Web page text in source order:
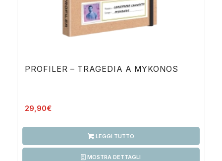
PROFILER – TRAGEDIA A MYKONOS
29,90€
LEGGI TUTTO
MOSTRA DETTAGLI